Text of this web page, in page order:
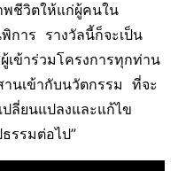
ชีวิตให้แก่ผู้คนใน
การ รางวัลนี้ก็จะเป็น
เข้าร่วมโครงการทุกท่าน
นเข้ากับนวัตกรรม ที่จะ
ลี่ยนแปลงและแก้ไข
รรมต่อไป”